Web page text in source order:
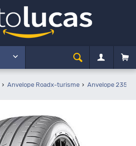
Anvelope Roadx-turisme Anvelope 235